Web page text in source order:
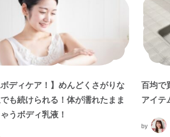
ボディケア！】めんどくさがりな
も続けられる！体が濡れたまま
うボディ乳液！
百均で
アイテ
by